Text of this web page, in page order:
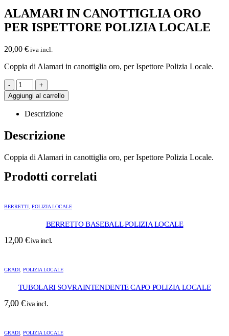
ALAMARI IN CANOTTIGLIA ORO
PER ISPETTORE POLIZIA LOCALE
20,00 € iva incl.
Coppia di Alamari in canottiglia oro, per Ispettore Polizia Locale.
-
+
Aggiungi al carrello
Descrizione
Descrizione
Coppia di Alamari in canottiglia oro, per Ispettore Polizia Locale.
Prodotti correlati
BERRETTI POLIZIA LOCALE
BERRETTO BASEBALL POLIZIA LOCALE
12,00 €iva incl.
GRADI POLIZIA LOCALE
TUBOLARI SOVRAINTENDENTE CAPO POLIZIA LOCALE
7,00 €iva incl.
GRADI POLIZIA LOCALE